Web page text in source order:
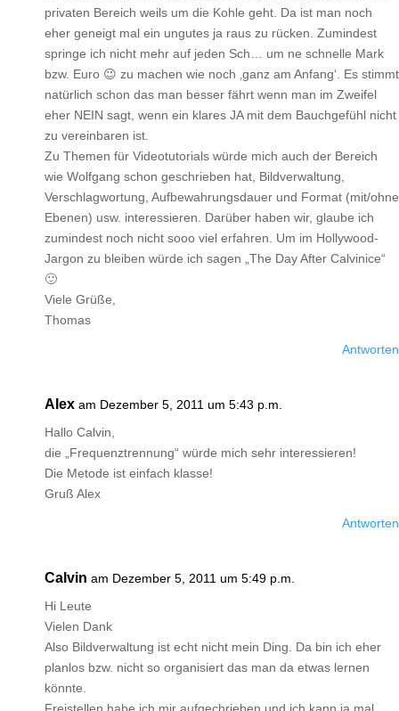
privaten Bereich weils um die Kohle geht. Da ist man noch
eher geneigt mal ein ungutes ja raus zu rücken. Zumindest
springe ich nicht mehr auf jeden Sch… um ne schnelle Mark
bzw. Euro 😉 zu machen wie noch ‚ganz am Anfang‘. Es stimmt
natürlich schon das man besser fährt wenn man im Zweifel
eher NEIN sagt, wenn ein klares JA mit dem Bauchgefühl nicht
zu vereinbaren ist.
Zu Themen für Videotutorials würde mich auch der Bereich
wie Wolfgang schon geschrieben hat, Bildverwaltung,
Verschlagwortung, Aufbewahrungsdauer und Format (mit/ohne
Ebenen) usw. interessieren. Darüber haben wir, glaube ich
zumindest noch nicht sooo viel erfahren. Um im Hollywood-
Jargon zu bleiben würde ich sagen „The Day After Calvinice“
🙂
Viele Grüße,
Thomas
Antworten
Alex am Dezember 5, 2011 um 5:43 p.m.
Hallo Calvin,
die „Frequenztrennung“ würde mich sehr interessieren!
Die Metode ist einfach klasse!
Gruß Alex
Antworten
Calvin am Dezember 5, 2011 um 5:49 p.m.
Hi Leute
Vielen Dank
Also Bildverwaltung ist echt nicht mein Ding. Da bin ich eher
planlos bzw. nicht so organisiert das man da etwas lernen
könnte.